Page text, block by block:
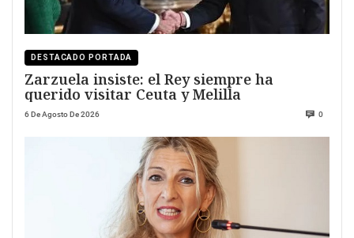
DESTACADO PORTADA
Zarzuela insiste: el Rey siempre ha
querido visitar Ceuta y Melilla
6 De Agosto De 2026 0